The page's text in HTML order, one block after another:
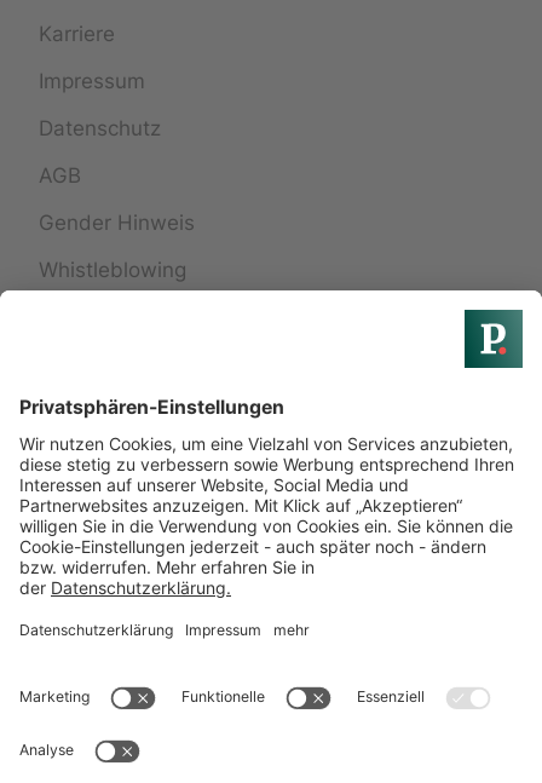
Karriere
Impressum
Datenschutz
AGB
Gender Hinweis
Whistleblowing
Services
24h Pflege
Treppenlift
Badumbau
Elektromobil